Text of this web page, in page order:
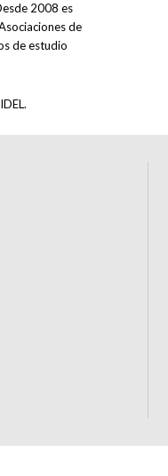
2008 es
de
de estudio